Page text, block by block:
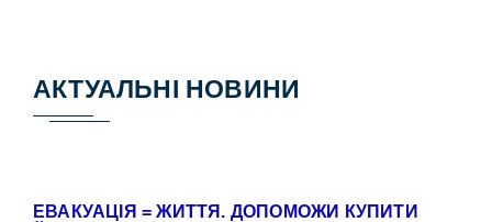
АКТУАЛЬНІ НОВИНИ
ЕВАКУАЦІЯ = ЖИТТЯ. ДОПОМОЖИ КУПИТИ